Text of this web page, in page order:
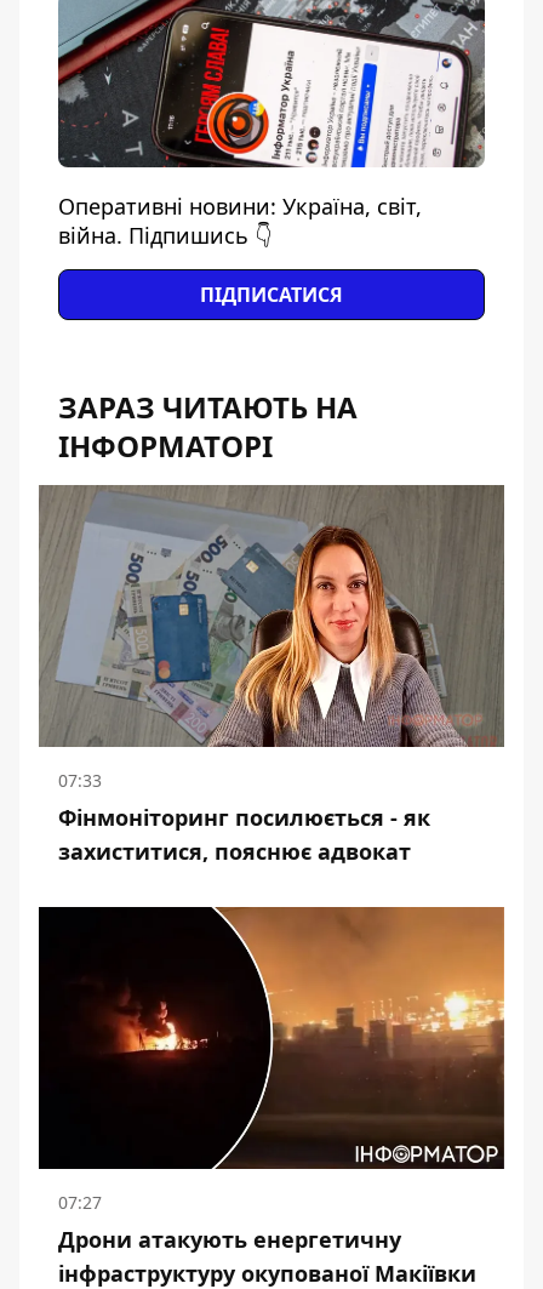
Оперативні новини: Україна, світ,
війна. Підпишись 👇
ПІДПИСАТИСЯ
ЗАРАЗ ЧИТАЮТЬ НА
ІНФОРМАТОРІ
07:33
Фінмоніторинг посилюється - як
захиститися, пояснює адвокат
07:27
Дрони атакують енергетичну
інфраструктуру окупованої Макіївки